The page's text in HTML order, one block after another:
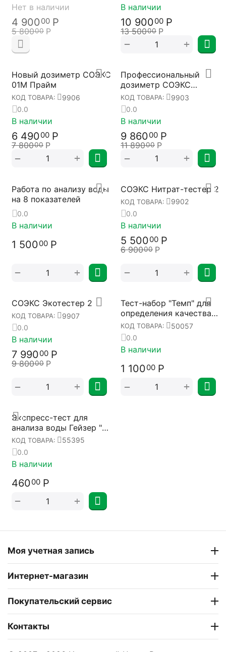
Нет в наличии
4 90000 Р
5 80000 Р
В наличии
10 90000 Р
13 50000 Р
+
−
Новый дозиметр СОЭКС
01М Прайм
КОД ТОВАРА:
9906
0.0
В наличии
6 49000 Р
7 80000 Р
+
−
Профессиональный
дозиметр СОЭКС
Квантум
КОД ТОВАРА:
9903
0.0
В наличии
9 86000 Р
11 89000 Р
+
−
Работа по анализу воды
на 8 показателей
0.0
В наличии
1 50000 Р
+
−
СОЭКС Нитрат-тестер 2
КОД ТОВАРА:
9902
0.0
В наличии
5 50000 Р
6 90000 Р
+
−
СОЭКС Экотестер 2
КОД ТОВАРА:
9907
0.0
В наличии
7 99000 Р
9 80000 Р
+
−
Тест-набор "Темп" для
определения качества
воды 50057
КОД ТОВАРА:
50057
0.0
В наличии
1 10000 Р
+
−
Экспресс-тест для
анализа воды Гейзер "8
в 1" 55395
КОД ТОВАРА:
55395
0.0
В наличии
46000 Р
+
−
Моя учетная запись
Интернет-магазин
Покупательский сервис
Контакты